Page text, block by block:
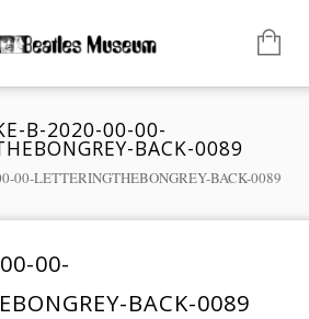
B-2020-00-00-
BACK-0089
00-LETTERINGTHEBONGREY-BACK-0089
00-
BACK-0089